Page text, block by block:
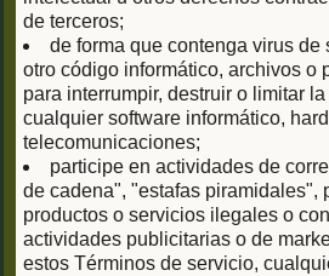
de terceros;
de forma que contenga virus de
otro código informático, archivos o
para interrumpir, destruir o limitar
cualquier software informático,
telecomunicaciones;
participe en actividades de
de cadena", "estafas piramidales",
productos o servicios ilegales o
actividades publicitarias o de
estos Términos de servicio,